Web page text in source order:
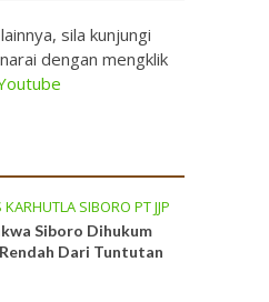
sila kunjungi
dengan mengklik
SIBORO PT JJP
Siboro Dihukum
Dari Tuntutan